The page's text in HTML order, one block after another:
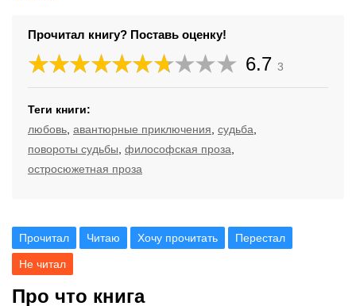
Прочитал книгу? Поставь оценку!
6.7 3
Теги книги:
любовь авантюрные приключения судьба
повороты судьбы философская проза
остросюжетная проза
Прочитал Читаю Хочу прочитать Перестал
Не читал
Про что книга